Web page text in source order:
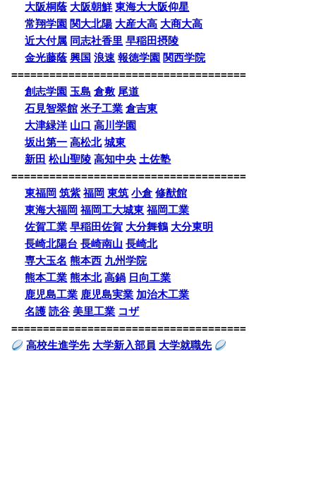
大阪桐蔭 大阪朝鮮 東海大大阪仰星
常翔学園 関大北陽 大産大高 大商大高
近大付属 同志社香里 早稲田摂陵
金光藤蔭 興国 浪速 報徳学園 関西学院
=====================================
創志学園 玉島 倉敷 尾道
石見智翠館 米子工業 倉吉東
大津緑洋 山口 高川学園
坂出第一 高松北 城東
新田 松山聖陵 高知中央 土佐塾
=====================================
東福岡 筑紫 福岡 東筑 小倉 修猷館
東海大福岡 福岡工大城東 福岡工業
佐賀工業 早稲田佐賀 大分舞鶴 大分東明
長崎北陽台 長崎南山 長崎北
専大玉名 熊本西 九州学院
熊本工業 熊本北 高鍋 日向工業
鹿児島工業 鹿児島実業 加治木工業
名護 読谷 美里工業 コザ
=====================================
高校生進学先 大学新入部員 大学就職先